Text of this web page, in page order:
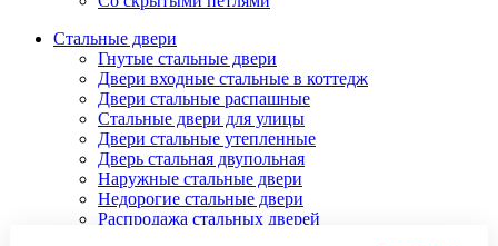
Стальные двери
Гнутые стальные двери
Двери входные стальные в коттедж
Двери стальные распашные
Стальные двери для улицы
Двери стальные утепленные
Дверь стальная двупольная
Наружные стальные двери
Недорогие стальные двери
Распродажа стальных дверей